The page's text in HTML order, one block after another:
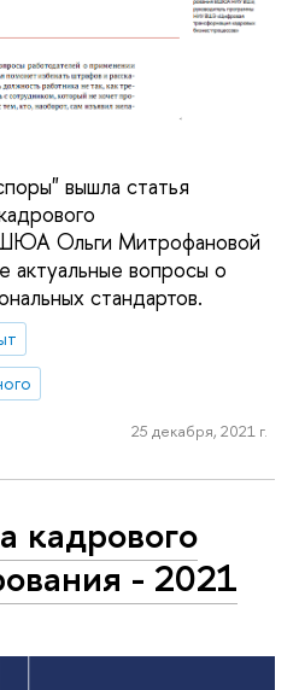
вышла статья
Ольги Митрофановой
актуальные вопросы о
стандартов.
25 декабря, 2021 г.
кадрового
- 2021